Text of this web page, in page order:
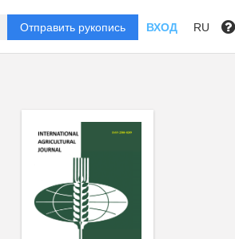
Отправить рукопись ВХОД RU